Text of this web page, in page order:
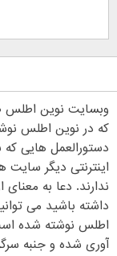
وبسایت نوین اطلس
که در نوین اطلس
دستورالعمل هایی که
اینترنتی دیگر
ندارند. دعا به
داشته باشید می
اطلس نوشته شده
آوری شده و جنبه